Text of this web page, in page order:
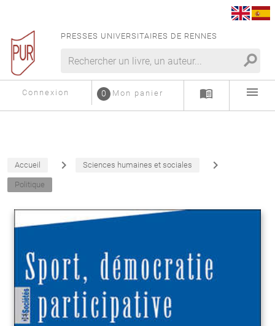
PRESSES UNIVERSITAIRES DE RENNES
search
Connexion Mon panier
0 menu_book menu
Accueil navigate_next Sciences humaines et sociales navigate_next
Politique